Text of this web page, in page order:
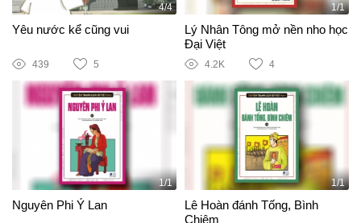
4/4
Yêu nước kể cũng vui
439 5
1/1
Lý Nhân Tông mở nền nho học
Đại Việt
4.2K 4
1/1
Nguyên Phi Ỷ Lan
1/1
Lê Hoàn đánh Tống, Bình
Chiêm